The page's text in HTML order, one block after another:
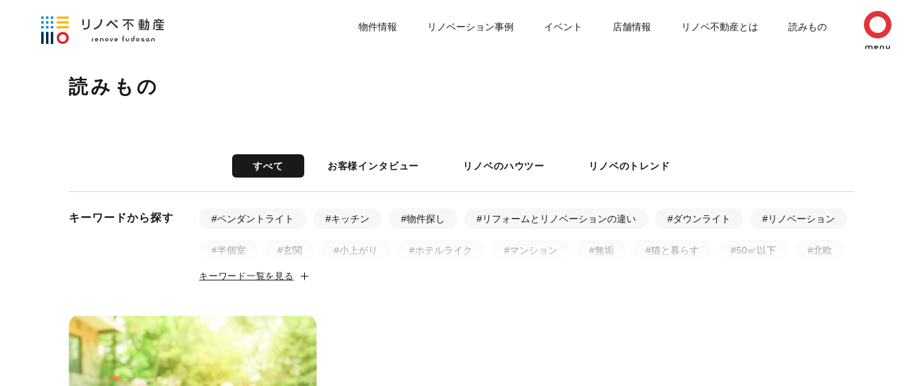
物件情報 リノベーション事例 イベント 店舗情報 リノベ不動産とは 読みもの
読みもの
すべて お客様インタビュー リノベのハウツー リノベのトレンド
キーワードから探す #ペンダントライト #キッチン #物件探し #リフォームとリノベーションの違い #ダウンライト #リノベーション
#半個室 #玄関 #小上がり #ホテルライク #マンション #無垢 #猫と暮らす #50㎡以下 #北欧
#土間 #ビフォア・アフター
#視覚効果 #予算
キーワード一覧を見る